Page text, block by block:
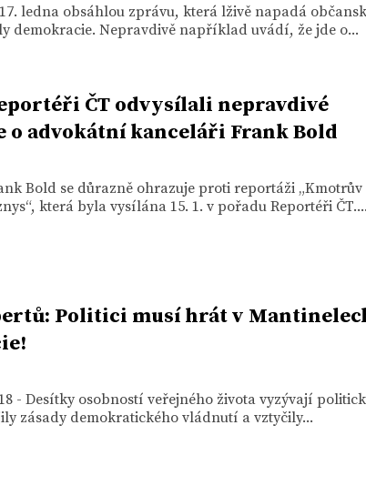
ledna obsáhlou zprávu, která lživě napadá
demokracie. Nepravdivě například uvádí, že jde o...
ČT odvysílali nepravdivé
o advokátní kanceláři Frank Bold
Bold se důrazně ohrazuje proti reportáži „Kmotrův
která byla vysílána 15. 1. v pořadu Reportéři ČT....
Politici musí hrát v
- Desítky osobností veřejného života vyzývají
zásady demokratického vládnutí a vztyčily...